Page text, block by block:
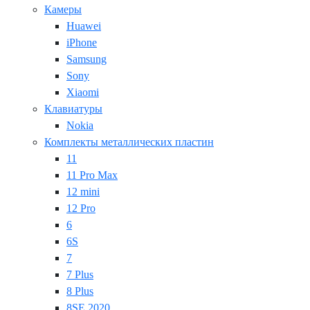
Камеры
Huawei
iPhone
Samsung
Sony
Xiaomi
Клавиатуры
Nokia
Комплекты металлических пластин
11
11 Pro Max
12 mini
12 Pro
6
6S
7
7 Plus
8 Plus